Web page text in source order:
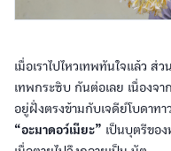
เมื่อเราไปไหวเทพทันใจแล้ว
เทพกระซิบ กันต่อเลย เนื่องจ
อยู่ฝั่งตรงข้ามกับเจดีย์โบดาท
“อะมาดอว์เมียะ” เป็นบุตรีขอ